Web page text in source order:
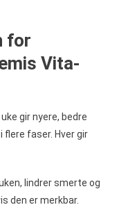
for
Vita-
gir nyere, bedre
flere faser. Hver gir
lindrer smerte og
den er merkbar.